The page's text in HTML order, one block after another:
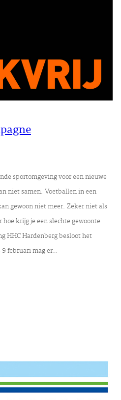
sportomgeving voor een nieuwe
niet samen. Voetballen in een
gewoon niet meer. Zeker niet als
krijg je een slechte gewoonte
HHC Hardenberg besloot het
februari mag er…